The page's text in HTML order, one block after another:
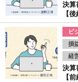
決算
【後
ビ
損
経
決算
【前